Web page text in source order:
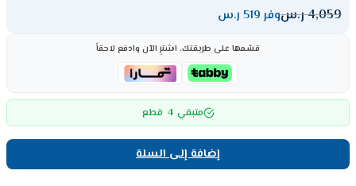
4,059ر.سوفر 519 ر.س
قسّمها على طريقتك، اشترِ الآن وادفع لاحقاً
متبقي 4 قطع
إضافة إلى السلة